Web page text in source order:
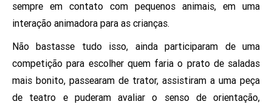
sempre em contato com pequenos animais, em uma
interação animadora para as crianças.
Não bastasse tudo isso, ainda participaram de uma
competição para escolher quem faria o prato de saladas
mais bonito, passearam de trator, assistiram a uma peça
de teatro e puderam avaliar o senso de orientação,